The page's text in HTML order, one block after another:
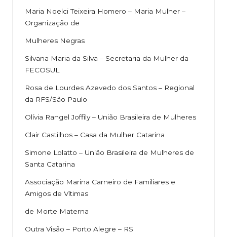
Maria Noelci Teixeira Homero – Maria Mulher –
Organização de
Mulheres Negras
Silvana Maria da Silva – Secretaria da Mulher da
FECOSUL
Rosa de Lourdes Azevedo dos Santos – Regional
da RFS/São Paulo
Olívia Rangel Joffily – União Brasileira de Mulheres
Clair Castilhos – Casa da Mulher Catarina
Simone Lolatto – União Brasileira de Mulheres de
Santa Catarina
Associação Marina Carneiro de Familiares e
Amigos de Vítimas
de Morte Materna
Outra Visão – Porto Alegre – RS